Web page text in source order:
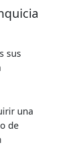
sus
una
de